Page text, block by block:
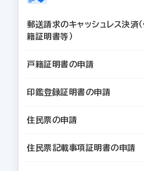
郵送請求のキャッシュレス決済
籍証明書等）
戸籍証明書の申請
印鑑登録証明書の申請
住民票の申請
住民票記載事項証明書の申請